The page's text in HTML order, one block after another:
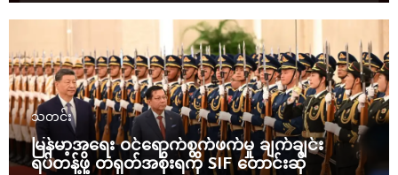
သတင်း
မြန်မာ့အရေး ဝင်ရောက်စွက်ဖက်မှု ချက်ချင်း
ရပ်တန့်ဖို့ တရုတ်အစိုးရကို SIF တောင်းဆို